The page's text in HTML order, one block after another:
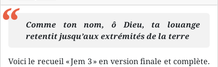
Comme ton nom, ô Dieu, ta louange
retentit jusqu’aux extrémités de la terre
Voici le recueil « Jem 3 » en version finale et complète.